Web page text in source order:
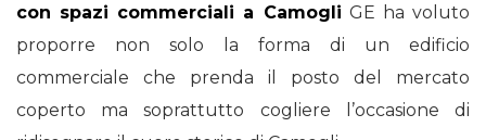
con spazi commerciali a Camogli GE ha voluto
proporre non solo la forma di un edificio
commerciale che prenda il posto del mercato
coperto ma soprattutto cogliere l’occasione di